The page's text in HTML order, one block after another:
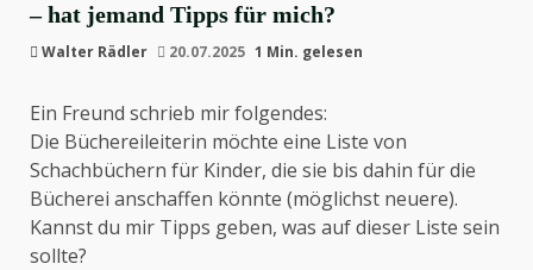
– hat jemand Tipps für mich?
Walter Rädler 20.07.2025 1 Min. gelesen
Ein Freund schrieb mir folgendes:
Die Büchereileiterin möchte eine Liste von
Schachbüchern für Kinder, die sie bis dahin für die
Bücherei anschaffen könnte (möglichst neuere).
Kannst du mir Tipps geben, was auf dieser Liste sein
sollte?